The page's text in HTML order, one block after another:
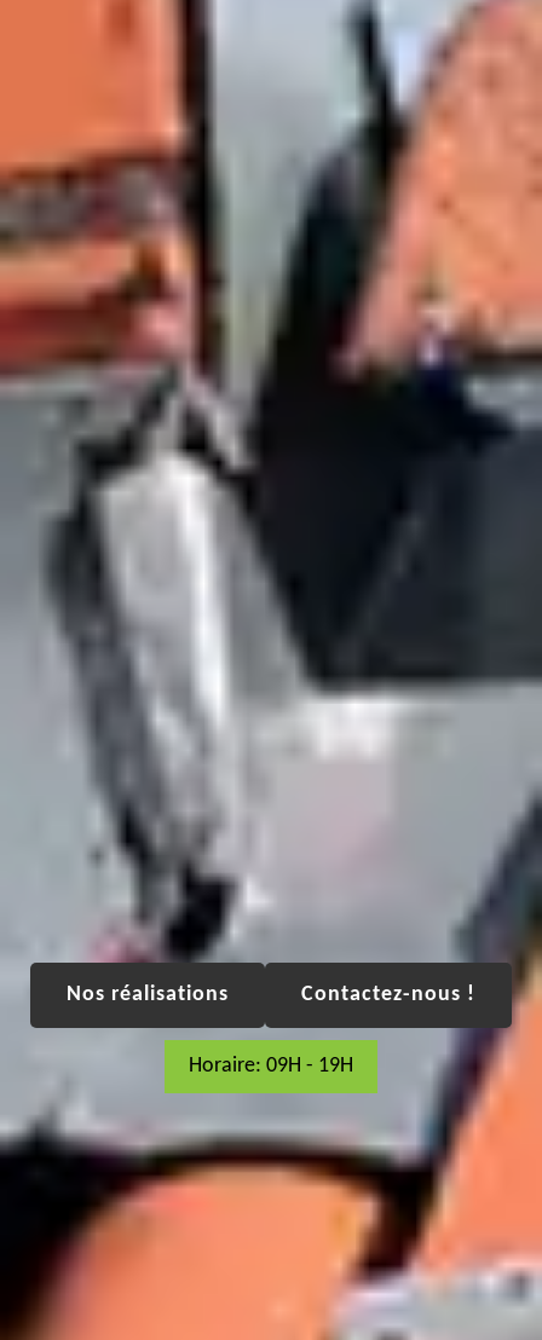
Nos réalisations Contactez-nous !
Horaire: 09H - 19H